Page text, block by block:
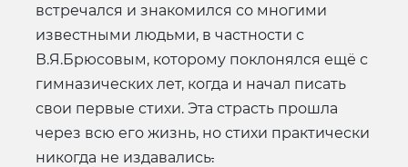
встречался и знакомился со многими
известными людьми, в частности с
В.Я.Брюсовым, которому поклонялся ещё с
гимназических лет, когда и начал писать
свои первые стихи. Эта страсть прошла
через всю его жизнь, но стихи практически
никогда не издавались.